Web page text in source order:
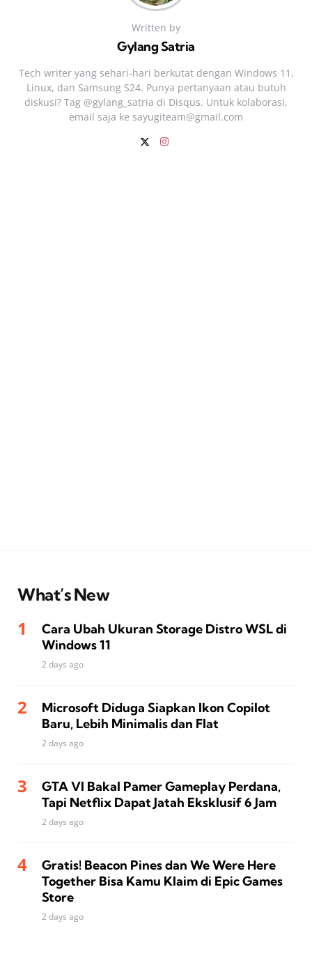
Written by
Gylang Satria
Tech writer yang sehari‑hari berkutat dengan Windows 11,
Linux, dan Samsung S24. Punya pertanyaan atau butuh
diskusi? Tag @gylang_satria di Disqus. Untuk kolaborasi,
email saja ke sayugiteam@gmail.com
What’s New
Cara Ubah Ukuran Storage Distro WSL di
Windows 11
2 days ago
Microsoft Diduga Siapkan Ikon Copilot
Baru, Lebih Minimalis dan Flat
2 days ago
GTA VI Bakal Pamer Gameplay Perdana,
Tapi Netflix Dapat Jatah Eksklusif 6 Jam
2 days ago
Gratis! Beacon Pines dan We Were Here
Together Bisa Kamu Klaim di Epic Games
Store
2 days ago